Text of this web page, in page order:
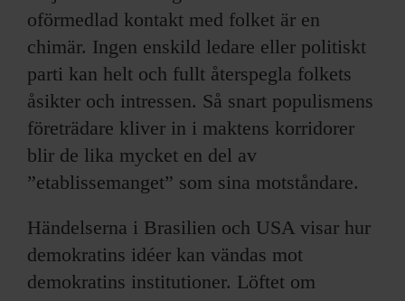
oförmedlad kontakt med folket är en
chimär. Ingen enskild ledare eller politiskt
parti kan helt och fullt återspegla folkets
åsikter och intressen. Så snart populismens
företrädare kliver in i maktens korridorer
blir de lika mycket en del av
”etablissemanget” som sina motståndare.
Händelserna i Brasilien och USA visar hur
demokratins idéer kan vändas mot
demokratins institutioner. Löftet om